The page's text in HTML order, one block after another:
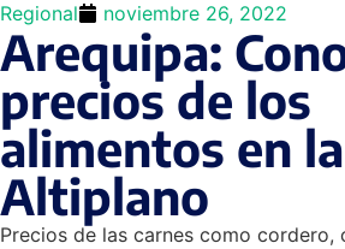
Regional
noviembre 26, 2022
Arequipa:
precios de los
alimentos en
Altiplano
Precios de las carnes como cordero,